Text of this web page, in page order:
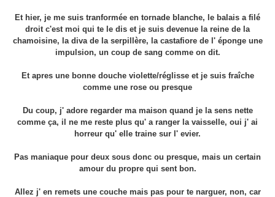
Et hier, je me suis tranformée en tornade blanche, le balais a filé
droit c'est moi qui te le dis et je suis devenue la reine de la
chamoisine, la diva de la serpillère, la castafiore de l' éponge une
impulsion, un coup de sang comme on dit.
Et apres une bonne douche violette/réglisse et je suis fraîche
comme une rose ou presque
Du coup, j' adore regarder ma maison quand je la sens nette
comme ça, il ne me reste plus qu' a ranger la vaisselle, oui j' ai
horreur qu' elle traine sur l' evier.
Pas maniaque pour deux sous donc ou presque, mais un certain
amour du propre qui sent bon.
Allez j' en remets une couche mais pas pour te narguer, non, car